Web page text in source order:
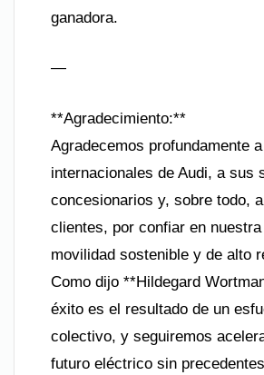
ganadora.
—
**Agradecimiento:**
Agradecemos profundamente
internacionales de Audi, a sus
concesionarios y, sobre todo,
clientes, por confiar en
movilidad sostenible y de alto
Como dijo **Hildegard
éxito es el resultado de un
colectivo, y seguiremos
futuro eléctrico sin